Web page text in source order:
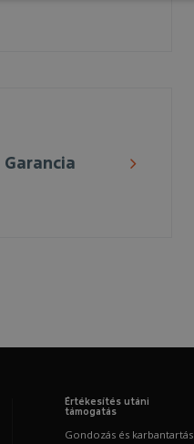
Garancia
Értékesítés utáni
támogatás
Gondozás és karbantartás